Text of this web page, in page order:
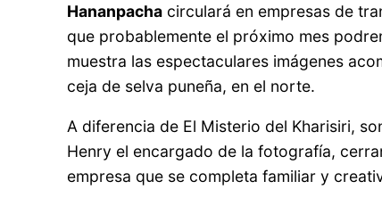
Hananpacha circulará en empresas de
que probablemente el próximo mes
muestra las espectaculares imágenes
ceja de selva puneña, en el norte.
A diferencia de El Misterio del Kharisiri,
Henry el encargado de la fotografía,
empresa que se completa familiar y